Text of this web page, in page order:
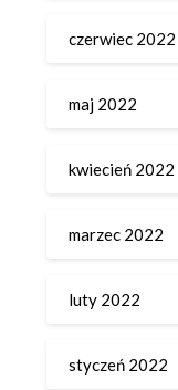
czerwiec 2022
maj 2022
kwiecień 2022
marzec 2022
luty 2022
styczeń 2022